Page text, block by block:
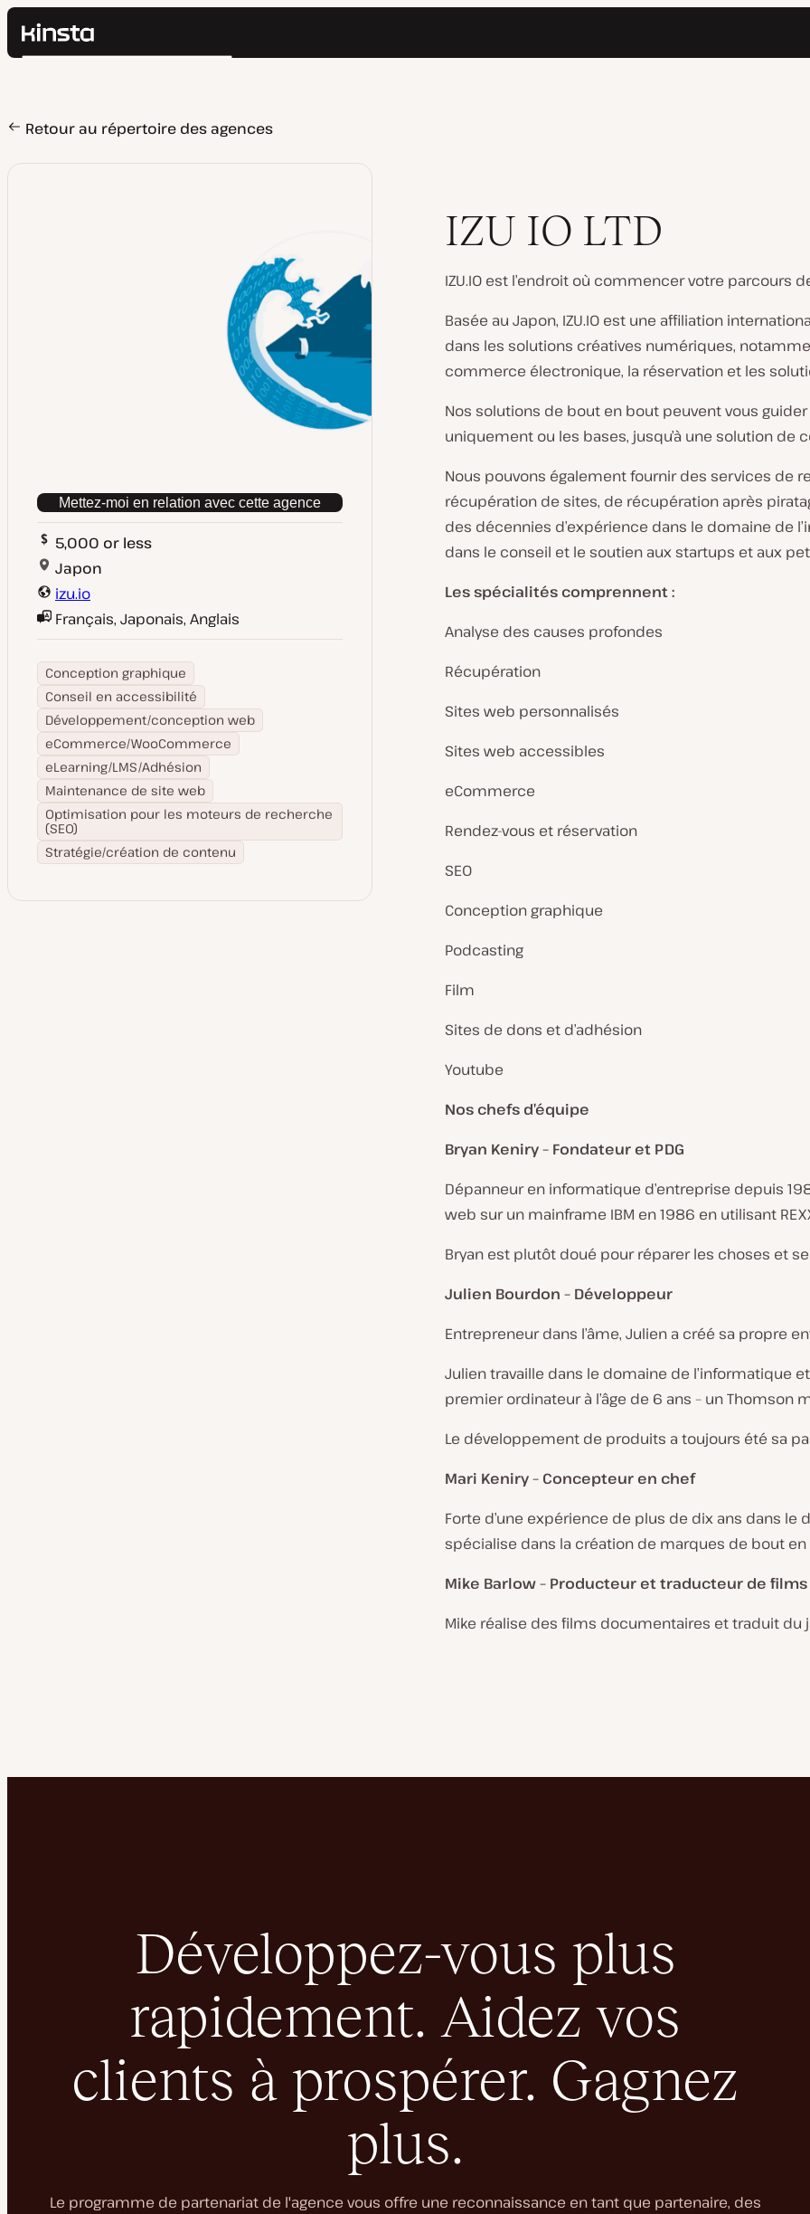
Kinsta®
Prix
Ressources
Contact
Rechercher
Retour au répertoire des agences
Mettez-moi en relation avec cette agence
5,000 or less
Japon
izu.io
Français, Japonais, Anglais
Conception graphique
Conseil en accessibilité
Développement/conception web
eCommerce/WooCommerce
eLearning/LMS/Adhésion
Maintenance de site web
Optimisation pour les moteurs de recherche
(SEO)
Stratégie/création de contenu
IZU IO LTD
IZU.IO est l’endroit où commencer votre parcours
Basée au Japon, IZU.IO est une affiliation
dans les solutions créatives numériques,
commerce électronique, la réservation et les
Nos solutions de bout en bout peuvent vous
uniquement ou les bases, jusqu’à une solution
Nous pouvons également fournir des services de
récupération de sites, de récupération après
des décennies d’expérience dans le domaine de
dans le conseil et le soutien aux startups et aux
Les spécialités comprennent :
Analyse des causes profondes
Récupération
Sites web personnalisés
Sites web accessibles
eCommerce
Rendez-vous et réservation
SEO
Conception graphique
Podcasting
Film
Sites de dons et d’adhésion
Youtube
Nos chefs d’équipe
Bryan Keniry – Fondateur et PDG
Dépanneur en informatique d’entreprise depuis
web sur un mainframe IBM en 1986 en utilisant
Bryan est plutôt doué pour réparer les choses et
Julien Bourdon – Développeur
Entrepreneur dans l’âme, Julien a créé sa propre
Julien travaille dans le domaine de l’informatique
premier ordinateur à l’âge de 6 ans – un
Le développement de produits a toujours été sa
Mari Keniry – Concepteur en chef
Forte d’une expérience de plus de dix ans dans
spécialise dans la création de marques de bout en
Mike Barlow – Producteur et traducteur de
Mike réalise des films documentaires et traduit du
Développez-vous plus
rapidement. Aidez vos
clients à prospérer. Gagnez
plus.
Le programme de partenariat de l'agence vous offre une reconnaissance en tant que partenaire, des